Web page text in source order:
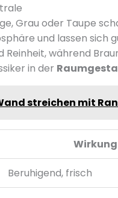
Grau oder Taupe
und lassen sich
während
in der
streichen mit
Wirkung
Beruhigend, frisch